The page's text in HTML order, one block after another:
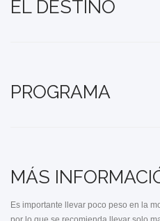
EL DESTINO
PROGRAMA
MÁS
Es importante llevar poco peso en la